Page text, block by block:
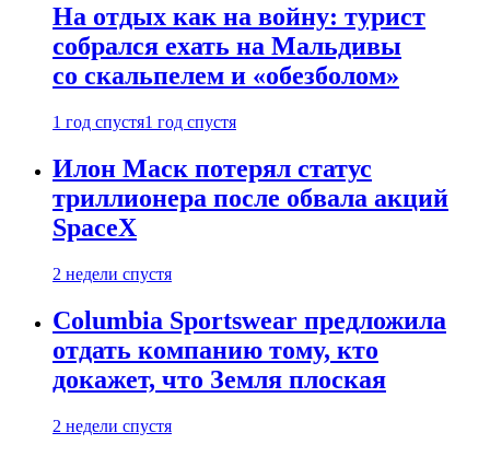
На отдых как на войну: турист
собрался ехать на Мальдивы
со скальпелем и «обезболом»
1 год спустя1 год спустя
Илон Маск потерял статус
триллионера после обвала акций
SpaceX
2 недели спустя
Columbia Sportswear предложила
отдать компанию тому, кто
докажет, что Земля плоская
2 недели спустя